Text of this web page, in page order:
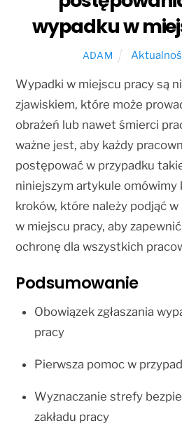
wypadku w
ADAM
Wypadki w miejscu pracy są
zjawiskiem, które może
obrażeń lub nawet śmierci
ważne jest, aby każdy
postępować w przypadku
niniejszym artykule omówimy
kroków, które należy podjąć
w miejscu pracy, aby
ochronę dla wszystkich
Podsumowanie
Obowiązek zgłaszania
pracy
Pierwsza pomoc w
Wyznaczanie strefy
zakładu pracy